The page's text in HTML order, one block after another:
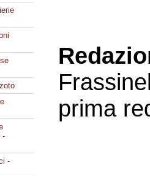
-
-
prima